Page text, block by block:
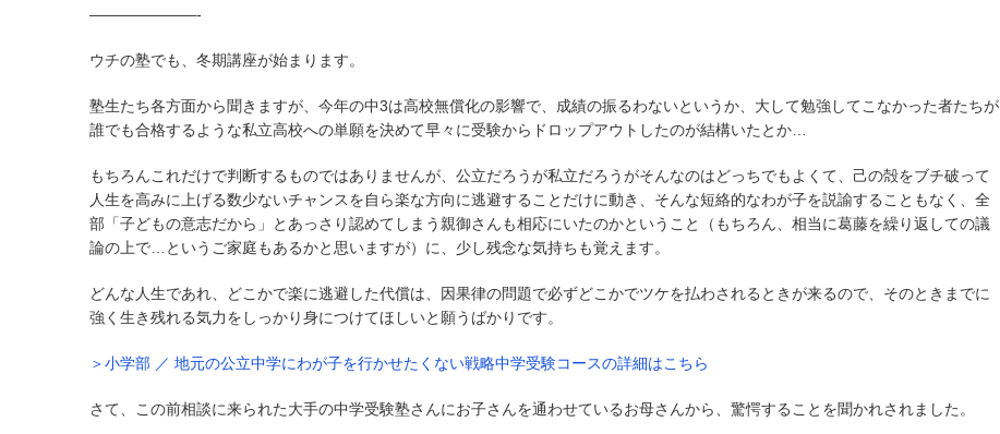
———————-
ウチの塾でも、冬期講座が始まります。
塾生たち各方面から聞きますが、今年の中3は高校無償化の影響で、成績の振るわないというか、大して勉強してこなかった者たちが
誰でも合格するような私立高校への単願を決めて早々に受験からドロップアウトしたのが結構いたとか…
もちろんこれだけで判断するものではありませんが、公立だろうが私立だろうがそんなのはどっちでもよくて、己の殻をブチ破って
人生を高みに上げる数少ないチャンスを自ら楽な方向に逃避することだけに動き、そんな短絡的なわが子を説諭することもなく、全
部「子どもの意志だから」とあっさり認めてしまう親御さんも相応にいたのかということ（もちろん、相当に葛藤を繰り返しての議
論の上で…というご家庭もあるかと思いますが）に、少し残念な気持ちも覚えます。
どんな人生であれ、どこかで楽に逃避した代償は、因果律の問題で必ずどこかでツケを払わされるときが来るので、そのときまでに
強く生き残れる気力をしっかり身につけてほしいと願うばかりです。
＞小学部 ／ 地元の公立中学にわが子を行かせたくない戦略中学受験コースの詳細はこちら
さて、この前相談に来られた大手の中学受験塾さんにお子さんを通わせているお母さんから、驚愕することを聞かれされました。